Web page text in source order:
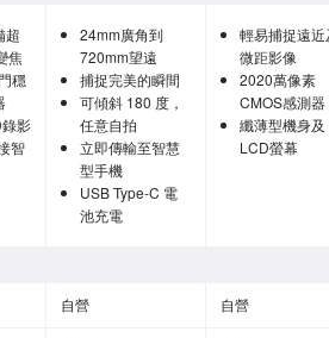
超
焦
穩
影
智
24mm廣角到
720mm望遠
捕捉完美的瞬間
可傾斜 180 度，
任意自拍
立即傳輸至智慧
型手機
USB Type-C 電
池充電
輕易捕捉遠近
微距影像
2020萬像素
CMOS感測器
纖薄型機身及
LCD螢幕
自營 自營